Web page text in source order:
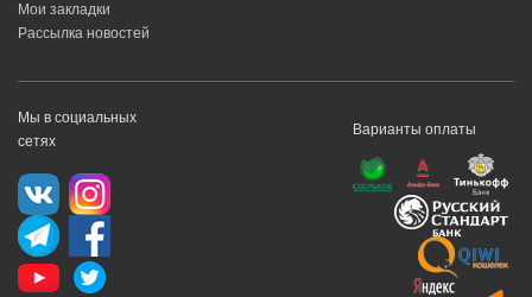
Мои закладки
Рассылка новостей
Мы в социальных
сетях
Варианты оплаты